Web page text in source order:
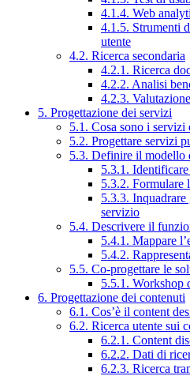
4.1.4. Web
4.1.5. Strumenti
utente
4.2. Ricerca secondaria
4.2.1. Ricerca
4.2.2. Analisi
4.2.3.
5. Progettazione dei servizi
5.1. Cosa sono i servizi
5.2. Progettare servizi
5.3. Definire il modello
5.3.1.
5.3.2. Formulare
5.3.3.
servizio
5.4. Descrivere il
5.4.1. Mappare
5.4.2.
5.5. Co-progettare le
5.5.1. Workshop
6. Progettazione dei contenuti
6.1. Cos’è il content
6.2. Ricerca utente sui
6.2.1. Content
6.2.2. Dati di
6.2.3. Ricerca